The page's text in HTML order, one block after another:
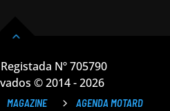
Nº 705790
© 2014 - 2026
MAGAZINE AGENDA MOTARD